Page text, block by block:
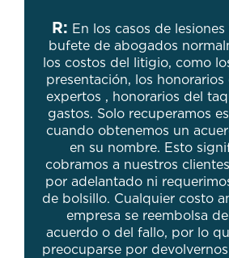
R: En los casos de lesiones
bufete de abogados
los costos del litigio, como
presentación, los
expertos , honorarios del
gastos. Solo recuperamos
cuando obtenemos un
en su nombre. Esto
cobramos a nuestros
por adelantado ni
de bolsillo. Cualquier costo
empresa se reembolsa
acuerdo o del fallo, por lo
preocuparse por